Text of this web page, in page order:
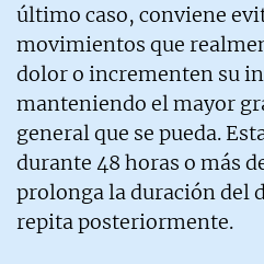
último caso, conviene
movimientos que
dolor o incrementen su
manteniendo el mayor
general que se pueda.
durante 48 horas o más
prolonga la duración del
repita posteriormente.